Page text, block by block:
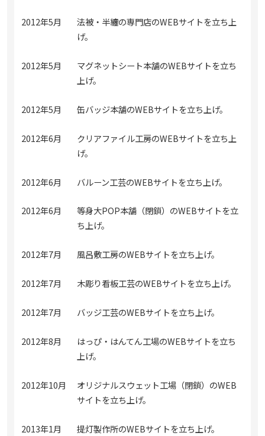
2012年5月
法被・半纏の専門店のWEBサイトを立ち上
げ。
2012年5月
マグネットシート本舗のWEBサイトを立ち
上げ。
2012年5月 缶バッジ本舗のWEBサイトを立ち上げ。
2012年6月
クリアファイル工房のWEBサイトを立ち上
げ。
2012年6月 バルーン工芸のWEBサイトを立ち上げ。
2012年6月
等身大POP本舗（閉鎖）のWEBサイトを立
ち上げ。
2012年7月 風呂敷工房のWEBサイトを立ち上げ。
2012年7月 木彫り看板工芸のWEBサイトを立ち上げ。
2012年7月 バッジ工芸のWEBサイトを立ち上げ。
2012年8月
はっぴ・はんてん工場のWEBサイトを立ち
上げ。
2012年10月
オリジナルスウェット工場（閉鎖）のWEB
サイトを立ち上げ。
2013年1月 提灯製作所のWEBサイトを立ち上げ。